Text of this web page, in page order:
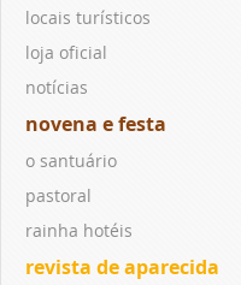
locais turísticos
loja oficial
notícias
novena e festa
o santuário
pastoral
rainha hotéis
revista de aparecida